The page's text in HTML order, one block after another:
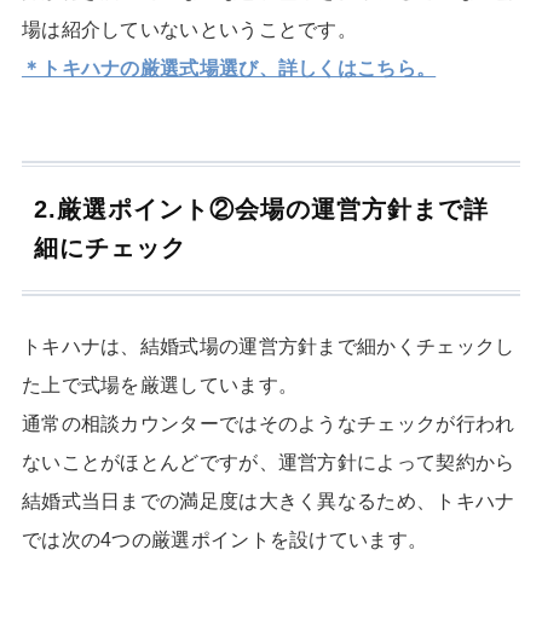
場は紹介していないということです。
＊トキハナの厳選式場選び、詳しくはこちら。
2.厳選ポイント②会場の運営方針まで詳
細にチェック
トキハナは、結婚式場の運営方針まで細かくチェックし
た上で式場を厳選しています。
通常の相談カウンターではそのようなチェックが行われ
ないことがほとんどですが、運営方針によって契約から
結婚式当日までの満足度は大きく異なるため、トキハナ
では次の4つの厳選ポイントを設けています。